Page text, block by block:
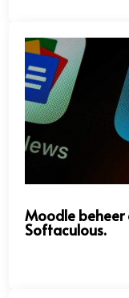
Moodle beheer
Softaculous.​